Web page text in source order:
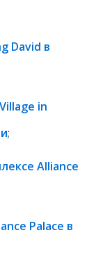
David в
in
;
Alliance
Palace в